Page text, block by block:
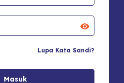
Lupa Kata Sandi?